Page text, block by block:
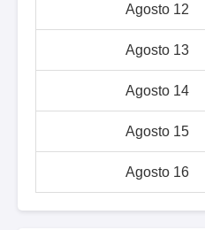
Agosto 12
Agosto 13
Agosto 14
Agosto 15
Agosto 16